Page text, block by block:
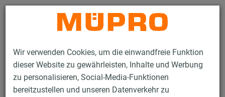
Wir verwenden Cookies, um die einwandfreie Funktion
dieser Website zu gewährleisten, Inhalte und Werbung
zu personalisieren, Social-Media-Funktionen
bereitzustellen und unseren Datenverkehr zu
Kontakt